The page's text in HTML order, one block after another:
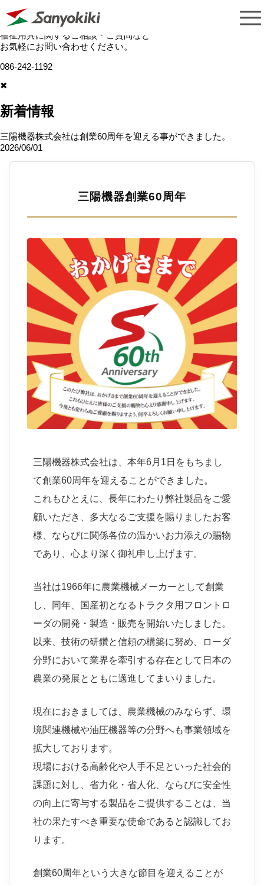
福祉用具に関するご相談・ご質問など
お気軽にお問い合わせください。
086-242-1192
✖
新着情報
三陽機器株式会社は創業60周年を迎える事ができました。
2026/06/01
三陽機器創業60周年
三陽機器株式会社は、本年6月1日をもちまし
て創業60周年を迎えることができました。
これもひとえに、長年にわたり弊社製品をご愛
顧いただき、多大なるご支援を賜りましたお客
様、ならびに関係各位の温かいお力添えの賜物
であり、心より深く御礼申し上げます。
当社は1966年に農業機械メーカーとして創業
し、同年、国産初となるトラクタ用フロントロ
ーダの開発・製造・販売を開始いたしました。
以来、技術の研鑽と信頼の構築に努め、ローダ
分野において業界を牽引する存在として日本の
農業の発展とともに邁進してまいりました。
現在におきましては、農業機械のみならず、環
境関連機械や油圧機器等の分野へも事業領域を
拡大しております。
現場における高齢化や人手不足といった社会的
課題に対し、省力化・省人化、ならびに安全性
の向上に寄与する製品をご提供することは、当
社の果たすべき重要な使命であると認識してお
ります。
創業60周年という大きな節目を迎えることが